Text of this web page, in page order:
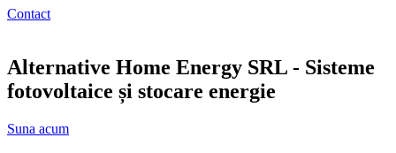
Contact
Alternative Home Energy SRL - Sisteme
fotovoltaice și stocare energie
Suna acum